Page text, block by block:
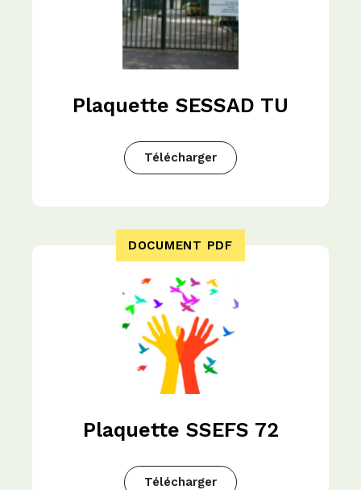
Plaquette SESSAD TU
Télécharger
Plaquette SSEFS 72
Télécharger
DOCUMENT PDF